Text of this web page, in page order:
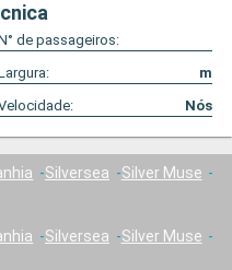
de passageiros:
m
Nós
Silversea
Silver Muse
Silversea
Silver Muse